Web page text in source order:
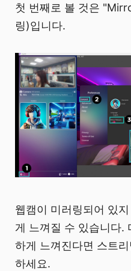
첫 번째로 볼 것은
링)입니다.
웹캠이 미러링되어 있
게 느껴질 수 있습니다.
하게 느껴진다면 스트
하세요.